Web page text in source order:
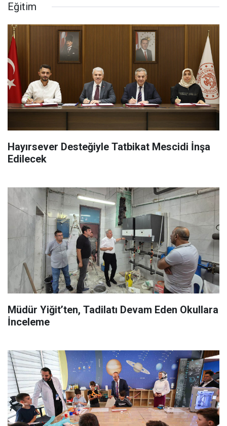
Eğitim
Hayırsever Desteğiyle Tatbikat Mescidi İnşa
Edilecek
Müdür Yiğit’ten, Tadilatı Devam Eden Okullara
İnceleme